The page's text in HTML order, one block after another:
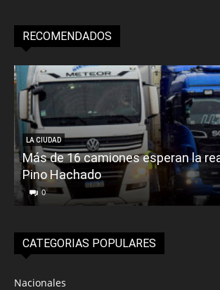
RECOMENDADOS
LA CIUDAD
Más de 16 camiones esperan la
Pino Hachado
0
CATEGORIAS POPULARES
Nacionales